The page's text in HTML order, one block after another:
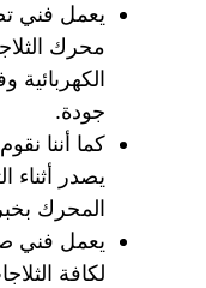
يعمل فني
محرك
الكهربائية
جودة.
كما أننا
يصدر أثناء
المحرك
يعمل فني
لكافة